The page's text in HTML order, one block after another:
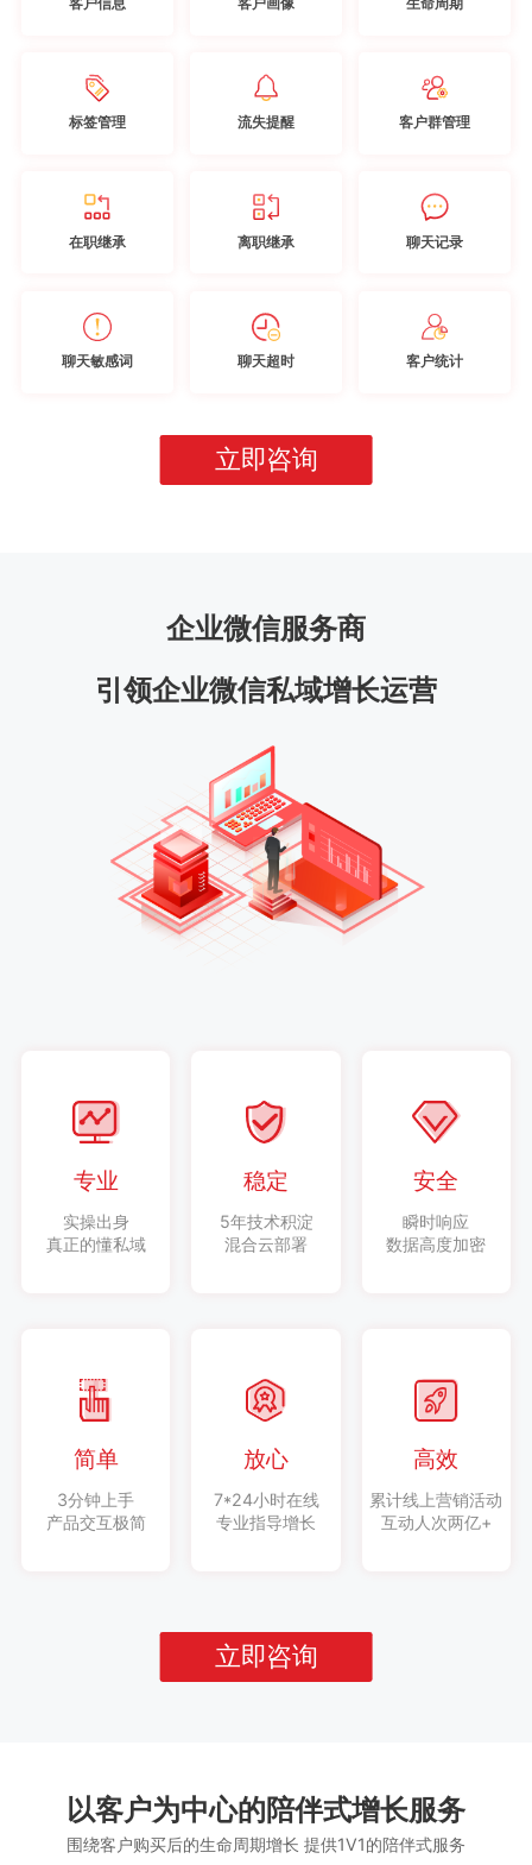
标签管理 流失提醒 客户群管理
在职继承 离职继承 聊天记录
聊天敏感词 聊天超时 客户统计
立即咨询
企业微信服务商
引领企业微信私域增长运营
专业
实操出身
真正的懂私域
稳定
5年技术积淀
混合云部署
安全
瞬时响应
数据高度加密
简单
3分钟上手
产品交互极简
放心
7*24小时在线
专业指导增长
高效
累计线上营销活动
互动人次两亿+
立即咨询
以客户为中心的陪伴式增长服务
围绕客户购买后的生命周期增长 提供1V1的陪伴式服务